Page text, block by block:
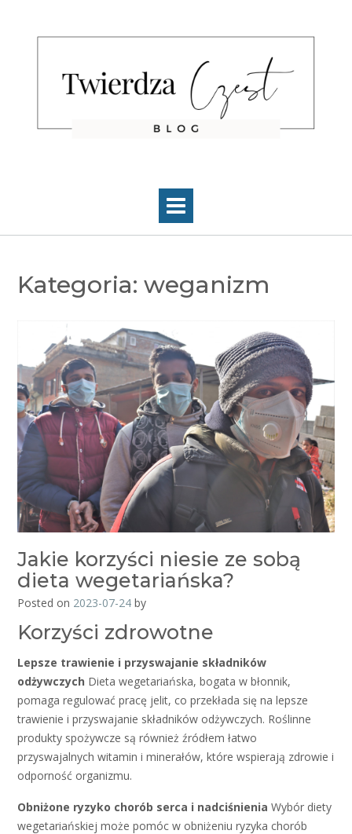
content
Kategoria: weganizm
Jakie korzyści niesie ze sobą
dieta wegetariańska?
Posted on 2023-07-24 by
Korzyści zdrowotne
Lepsze trawienie i przyswajanie składników
odżywczych Dieta wegetariańska, bogata w błonnik,
pomaga regulować pracę jelit, co przekłada się na lepsze
trawienie i przyswajanie składników odżywczych. Roślinne
produkty spożywcze są również źródłem łatwo
przyswajalnych witamin i minerałów, które wspierają zdrowie i
odporność organizmu.
Obniżone ryzyko chorób serca i nadciśnienia Wybór diety
wegetariańskiej może pomóc w obniżeniu ryzyka chorób